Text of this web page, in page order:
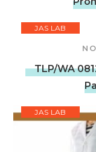
JAS LAB
TLP/WA
JAS LAB